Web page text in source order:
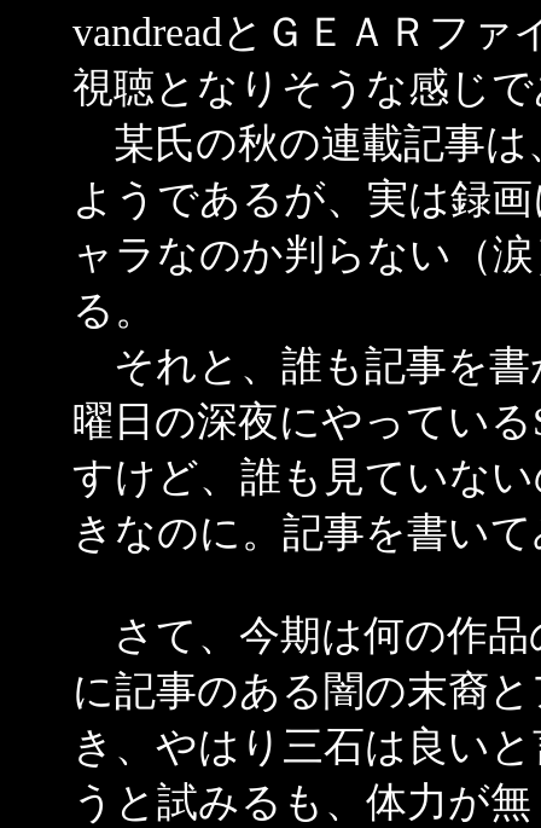
vandreadとＧＥＡＲフ
視聴となりそうな感じ
某氏の秋の連載記事は
ようであるが、実は録
ャラなのか判らない（
る。
それと、誰も記事を書
曜日の深夜にやってい
すけど、誰も見ていな
きなのに。記事を書い
さて、今期は何の作品
に記事のある闇の末裔
き、やはり三石は良い
うと試みるも、体力が